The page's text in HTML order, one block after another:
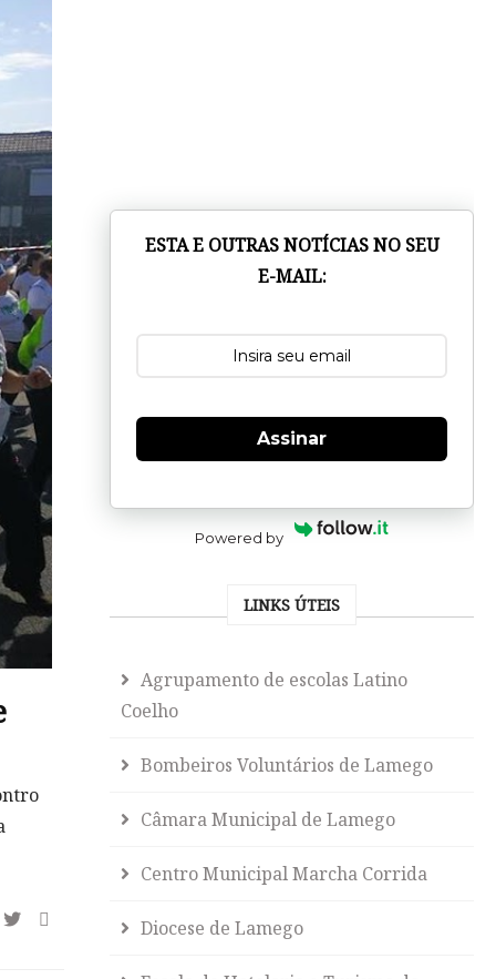
ESTA E OUTRAS NOTÍCIAS NO SEU
E-MAIL:
Assinar
Powered by
LINKS ÚTEIS
Agrupamento de escolas Latino
Coelho
Bombeiros Voluntários de Lamego
Câmara Municipal de Lamego
Centro Municipal Marcha Corrida
Diocese de Lamego